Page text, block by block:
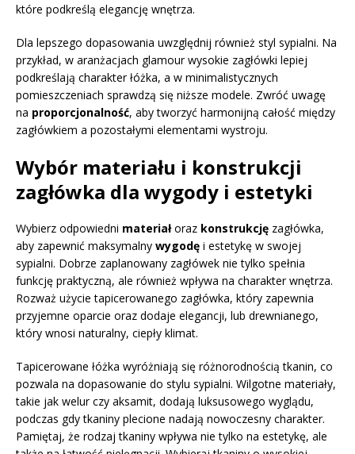
które podkreślą elegancję wnętrza.
Dla lepszego dopasowania uwzględnij również styl sypialni. Na
przykład, w aranżacjach glamour wysokie zagłówki lepiej
podkreślają charakter łóżka, a w minimalistycznych
pomieszczeniach sprawdzą się niższe modele. Zwróć uwagę
na proporcjonalność, aby tworzyć harmonijną całość między
zagłówkiem a pozostałymi elementami wystroju.
Wybór materiału i konstrukcji
zagłówka dla wygody i estetyki
Wybierz odpowiedni materiałoraz konstrukcję zagłówka,
aby zapewnić maksymalny wygodę i estetykę w swojej
sypialni. Dobrze zaplanowany zagłówek nie tylko spełnia
funkcję praktyczną, ale również wpływa na charakter wnętrza.
Rozważ użycie tapicerowanego zagłówka, który zapewnia
przyjemne oparcie oraz dodaje elegancji, lub drewnianego,
który wnosi naturalny, ciepły klimat.
Tapicerowane łóżka wyróżniają się różnorodnością tkanin, co
pozwala na dopasowanie do stylu sypialni. Wilgotne materiały,
takie jak welur czy aksamit, dodają luksusowego wyglądu,
podczas gdy tkaniny plecione nadają nowoczesny charakter.
Pamiętaj, że rodzaj tkaniny wpływa nie tylko na estetykę, ale